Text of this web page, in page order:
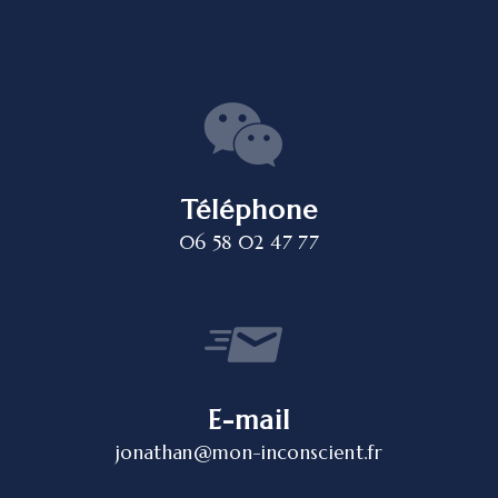
Téléphone
06 58 02 47 77
E-mail
jonathan@mon-inconscient.fr